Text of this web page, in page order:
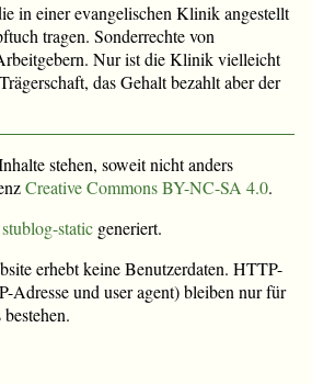
in einer evangelischen Klinik angestellt
tragen. Sonderrechte von
Nur ist die Klinik vielleicht
das Gehalt bezahlt aber der
stehen, soweit nicht anders
Creative Commons BY-NC-SA 4.0.
stublog-static generiert.
erhebt keine Benutzerdaten. HTTP-
Adresse und user agent) bleiben nur für